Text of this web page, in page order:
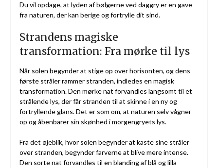
Du vil opdage, at lyden af bølgerne ved daggry er en gave
fra naturen, der kan berige og fortrylle dit sind.
Strandens magiske
transformation: Fra mørke til lys
Når solen begynder at stige op over horisonten, og dens
første stråler rammer stranden, indledes en magisk
transformation. Den mørke nat forvandles langsomt til et
strålende lys, der får stranden til at skinne i en ny og
fortryllende glans. Det er som om, at naturen selv vågner
op og åbenbarer sin skønhed i morgengryets lys.
Fra det øjeblik, hvor solen begynder at kaste sine stråler
over stranden, begynder farverne at blive mere intense.
Den sorte nat forvandles til en blanding af blå og lilla